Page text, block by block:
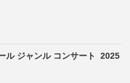
ル ジャンル コンサート 2025